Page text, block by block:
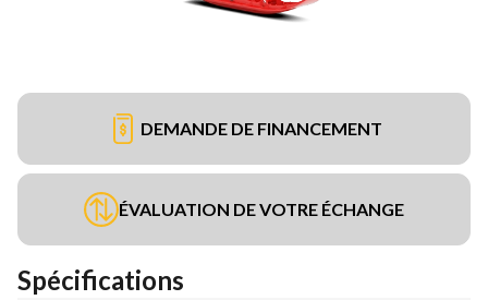
DEMANDE DE FINANCEMENT
ÉVALUATION DE VOTRE ÉCHANGE
Spécifications